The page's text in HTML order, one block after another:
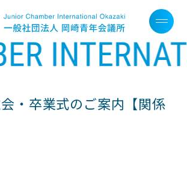
・卒業式のご案内【関係